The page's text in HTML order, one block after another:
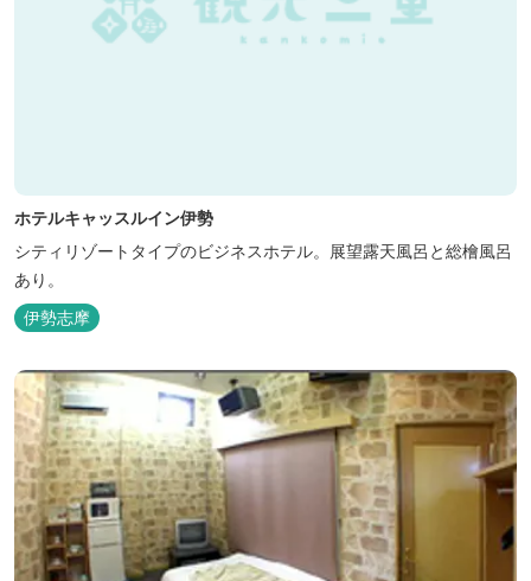
ホテルキャッスルイン伊勢
シティリゾートタイプのビジネスホテル。展望露天風呂と総檜風呂
あり。
伊勢志摩